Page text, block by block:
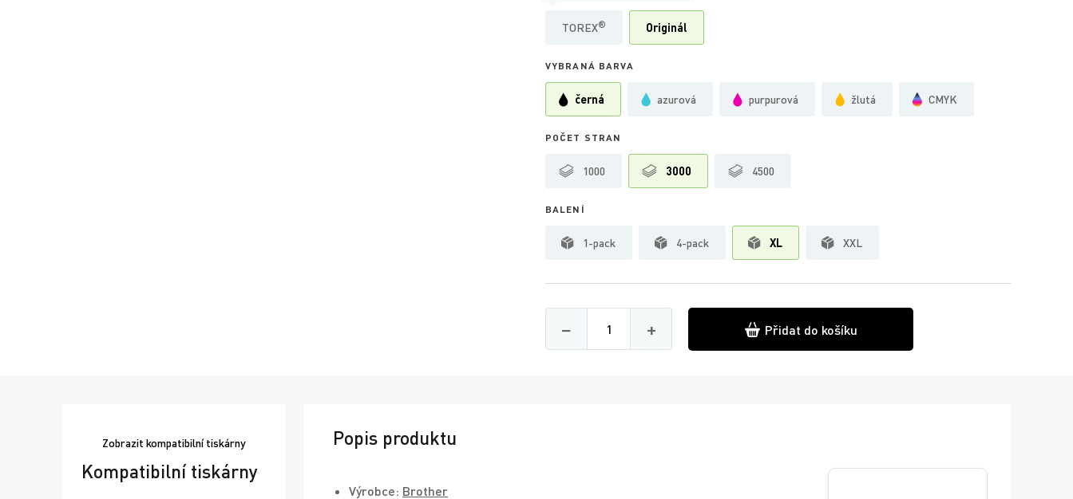
TOREX® Originál
VYBRANÁ BARVA
černá azurová purpurová žlutá CMYK
POČET STRAN
1000 3000 4500
BALENÍ
1-pack 4-pack XL XXL
−
Množství
+ Přidat do košíku
Zobrazit kompatibilní tiskárny
Kompatibilní tiskárny
Popis produktu
Výrobce: Brother